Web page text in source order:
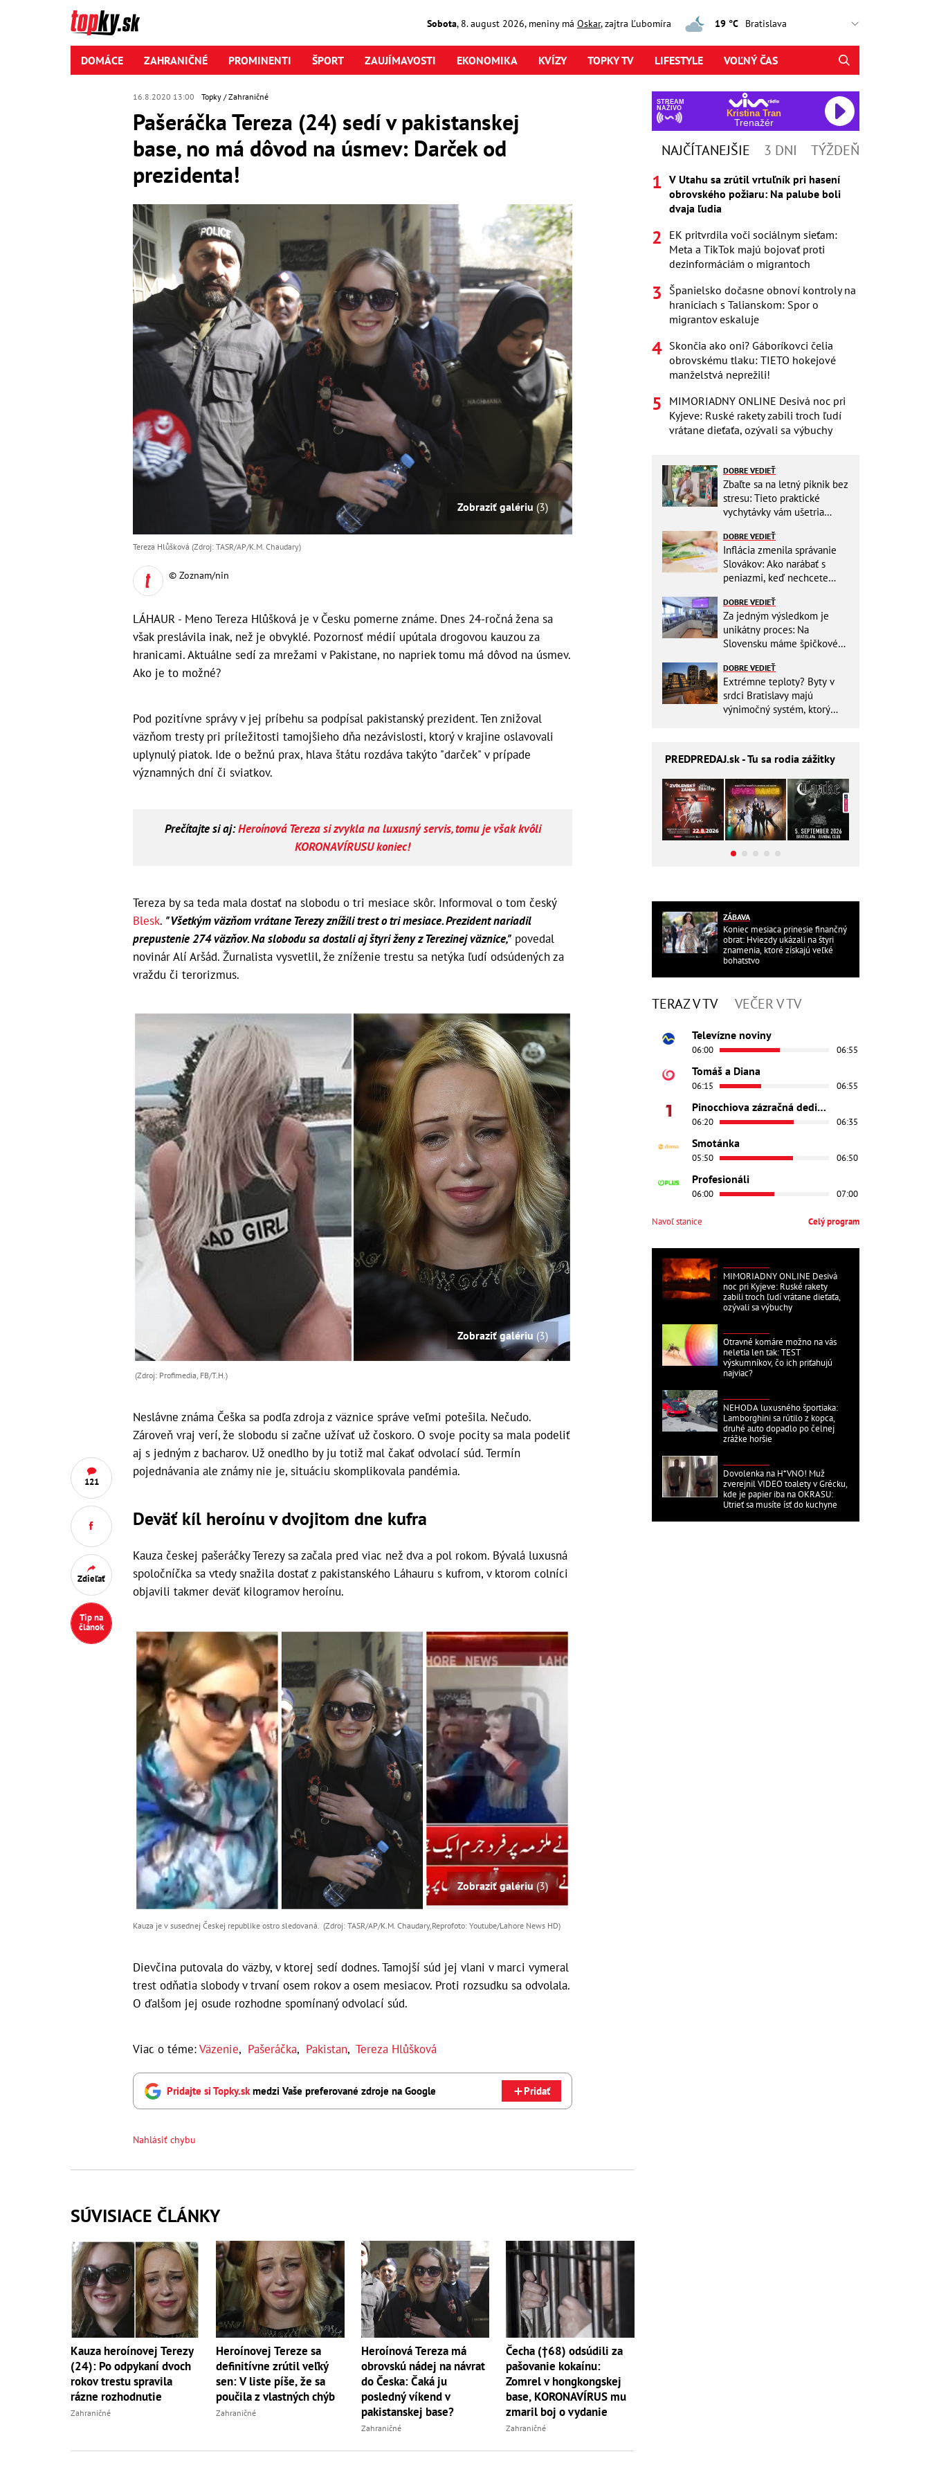
Sobota, 8. august2026, meniny má Oskar, zajtra Ľubomíra 19 °C
DOMÁCE ZAHRANIČNÉ PROMINENTI ŠPORT ZAUJÍMAVOSTI EKONOMIKA KVÍZY TOPKY TV LIFESTYLE VOĽNÝ ČAS
16.8.2020 13:00 Topky Zahraničné
Pašeráčka Tereza (24) sedí v pakistanskej
base, no má dôvod na úsmev: Darček od
prezidenta!
121
Zdieľať
Tip na
článok
Zobraziť galériu (3)
Tereza Hlůšková (Zdroj: TASR/AP/K.M. Chaudary)
© Zoznam/nin
LÁHAUR - Meno Tereza Hlůšková je v Česku pomerne známe. Dnes 24-ročná žena sa
však preslávila inak, než je obvyklé. Pozornosť médií upútala drogovou kauzou za
hranicami. Aktuálne sedí za mrežami v Pakistane, no napriek tomu má dôvod na úsmev.
Ako je to možné?
Pod pozitívne správy v jej príbehu sa podpísal pakistanský prezident. Ten znižoval
väzňom tresty pri príležitosti tamojšieho dňa nezávislosti, ktorý v krajine oslavovali
uplynulý piatok. Ide o bežnú prax, hlava štátu rozdáva takýto "darček" v prípade
významných dní či sviatkov.
Prečítajte si aj:Heroínová Tereza si zvykla na luxusný servis, tomu je však kvôli
KORONAVÍRUSU koniec!
Tereza by sa teda mala dostať na slobodu o tri mesiace skôr. Informoval o tom český
Blesk. "Všetkým väzňom vrátane Terezy znížili trest o tri mesiace. Prezident nariadil
prepustenie 274 väzňov. Na slobodu sa dostali aj štyri ženy z Terezinej väznice," povedal
novinár Alí Aršád. Žurnalista vysvetlil, že zníženie trestu sa netýka ľudí odsúdených za
vraždu či terorizmus.
Zobraziť galériu (3)
(Zdroj: Profimedia, FB/T.H.)
Neslávne známa Češka sa podľa zdroja z väznice správe veľmi potešila. Nečudo.
Zároveň vraj verí, že slobodu si začne užívať už čoskoro. O svoje pocity sa mala podeliť
aj s jedným z bacharov. Už onedlho by ju totiž mal čakať odvolací súd. Termín
pojednávania ale známy nie je, situáciu skomplikovala pandémia.
Deväť kíl heroínu v dvojitom dne kufra
Kauza českej pašeráčky Terezy sa začala pred viac než dva a pol rokom. Bývalá luxusná
spoločníčka sa vtedy snažila dostať z pakistanského Láhauru s kufrom, v ktorom colníci
objavili takmer deväť kilogramov heroínu.
Zobraziť galériu (3)
Kauza je v susednej Českej republike ostro sledovaná. (Zdroj: TASR/AP/K.M. Chaudary,Reprofoto: Youtube/Lahore News HD)
Dievčina putovala do väzby, v ktorej sedí dodnes. Tamojší súd jej vlani v marci vymeral
trest odňatia slobody v trvaní osem rokov a osem mesiacov. Proti rozsudku sa odvolala.
O ďalšom jej osude rozhodne spomínaný odvolací súd.
Viac o téme:Väzenie, Pašeráčka, Pakistan, Tereza Hlůšková
Pridajte si Topky.sk medzi Vaše preferované zdroje na Google Pridať
Nahlásiť chybu
SÚVISIACE ČLÁNKY
Kauza heroínovej Terezy
(24): Po odpykaní dvoch
rokov trestu spravila
rázne rozhodnutie
Zahraničné
Heroínovej Tereze sa
definitívne zrútil veľký
sen: V liste píše, že sa
poučila z vlastných chýb
Zahraničné
Heroínová Tereza má
obrovskú nádej na návrat
do Česka: Čaká ju
posledný víkend v
pakistanskej base?
Zahraničné
Čecha (†68) odsúdili za
pašovanie kokaínu:
Zomrel v hongkongskej
base, KORONAVÍRUS mu
zmaril boj o vydanie
Zahraničné
STREAM
NAŽIVO
Kristina Tran
Trenažér
NAJČÍTANEJŠIE 3 DNI TÝŽDEŇ
V Utahu sa zrútil vrtuľník pri hasení
obrovského požiaru: Na palube boli
dvaja ľudia
EK pritvrdila voči sociálnym sieťam:
Meta a TikTok majú bojovať proti
dezinformáciám o migrantoch
Španielsko dočasne obnoví kontroly na
hraniciach s Talianskom: Spor o
migrantov eskaluje
Skončia ako oni? Gáboríkovci čelia
obrovskému tlaku: TIETO hokejové
manželstvá neprežili!
MIMORIADNY ONLINE Desivá noc pri
Kyjeve: Ruské rakety zabili troch ľudí
vrátane dieťaťa, ozývali sa výbuchy
DOBRE VEDIEŤ
Zbaľte sa na letný piknik bez
stresu: Tieto praktické
vychytávky vám ušetria
DOBRE VEDIEŤ
Inflácia zmenila správanie
Slovákov: Ako narábať s
peniazmi, keď nechcete
DOBRE VEDIEŤ
Za jedným výsledkom je
unikátny proces: Na
Slovensku máme špičkové
DOBRE VEDIEŤ
Extrémne teploty? Byty v
srdci Bratislavy majú
výnimočný systém, ktorý
PREDPREDAJ.sk - Tu sa rodia zážitky
ZÁBAVA
Koniec mesiaca prinesie finančný
obrat: Hviezdy ukázali na štyri
znamenia, ktoré získajú veľké
bohatstvo
TERAZ V TV VEČER V TV
Televízne noviny
06:00 06:55
Tomáš a Diana
06:15 06:55
Pinocchiova zázračná dedinka
06:20 06:35
Smotánka
05:50 06:50
Profesionáli
06:00 07:00
Navoľ stanice Celý program
MIMORIADNY ONLINE Desivá
noc pri Kyjeve: Ruské rakety
zabili troch ľudí vrátane dieťaťa,
ozývali sa výbuchy
Otravné komáre možno na vás
neletia len tak: TEST
výskumníkov, čo ich priťahujú
najviac?
NEHODA luxusného športiaka:
Lamborghini sa rútilo z kopca,
druhé auto dopadlo po čelnej
zrážke horšie
Dovolenka na H*VNO! Muž
zverejnil VIDEO toalety v Grécku,
kde je papier iba na OKRASU:
Utrieť sa musíte ísť do kuchyne